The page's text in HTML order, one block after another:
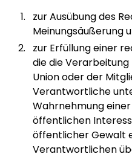
zur Ausübung des
Meinungsäußerung
zur Erfüllung einer
die die
Union oder der
Verantwortliche
Wahrnehmung
öffentlichen
öffentlicher Gewalt
Verantwortlichen